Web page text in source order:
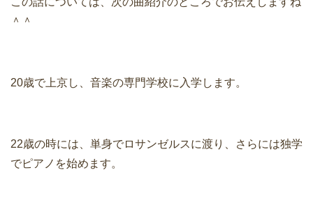
＾＾
20歳で上京し、音楽の専門学校に入学します。
22歳の時には、単身でロサンゼルスに渡り、さらには独学
でピアノを始めます。